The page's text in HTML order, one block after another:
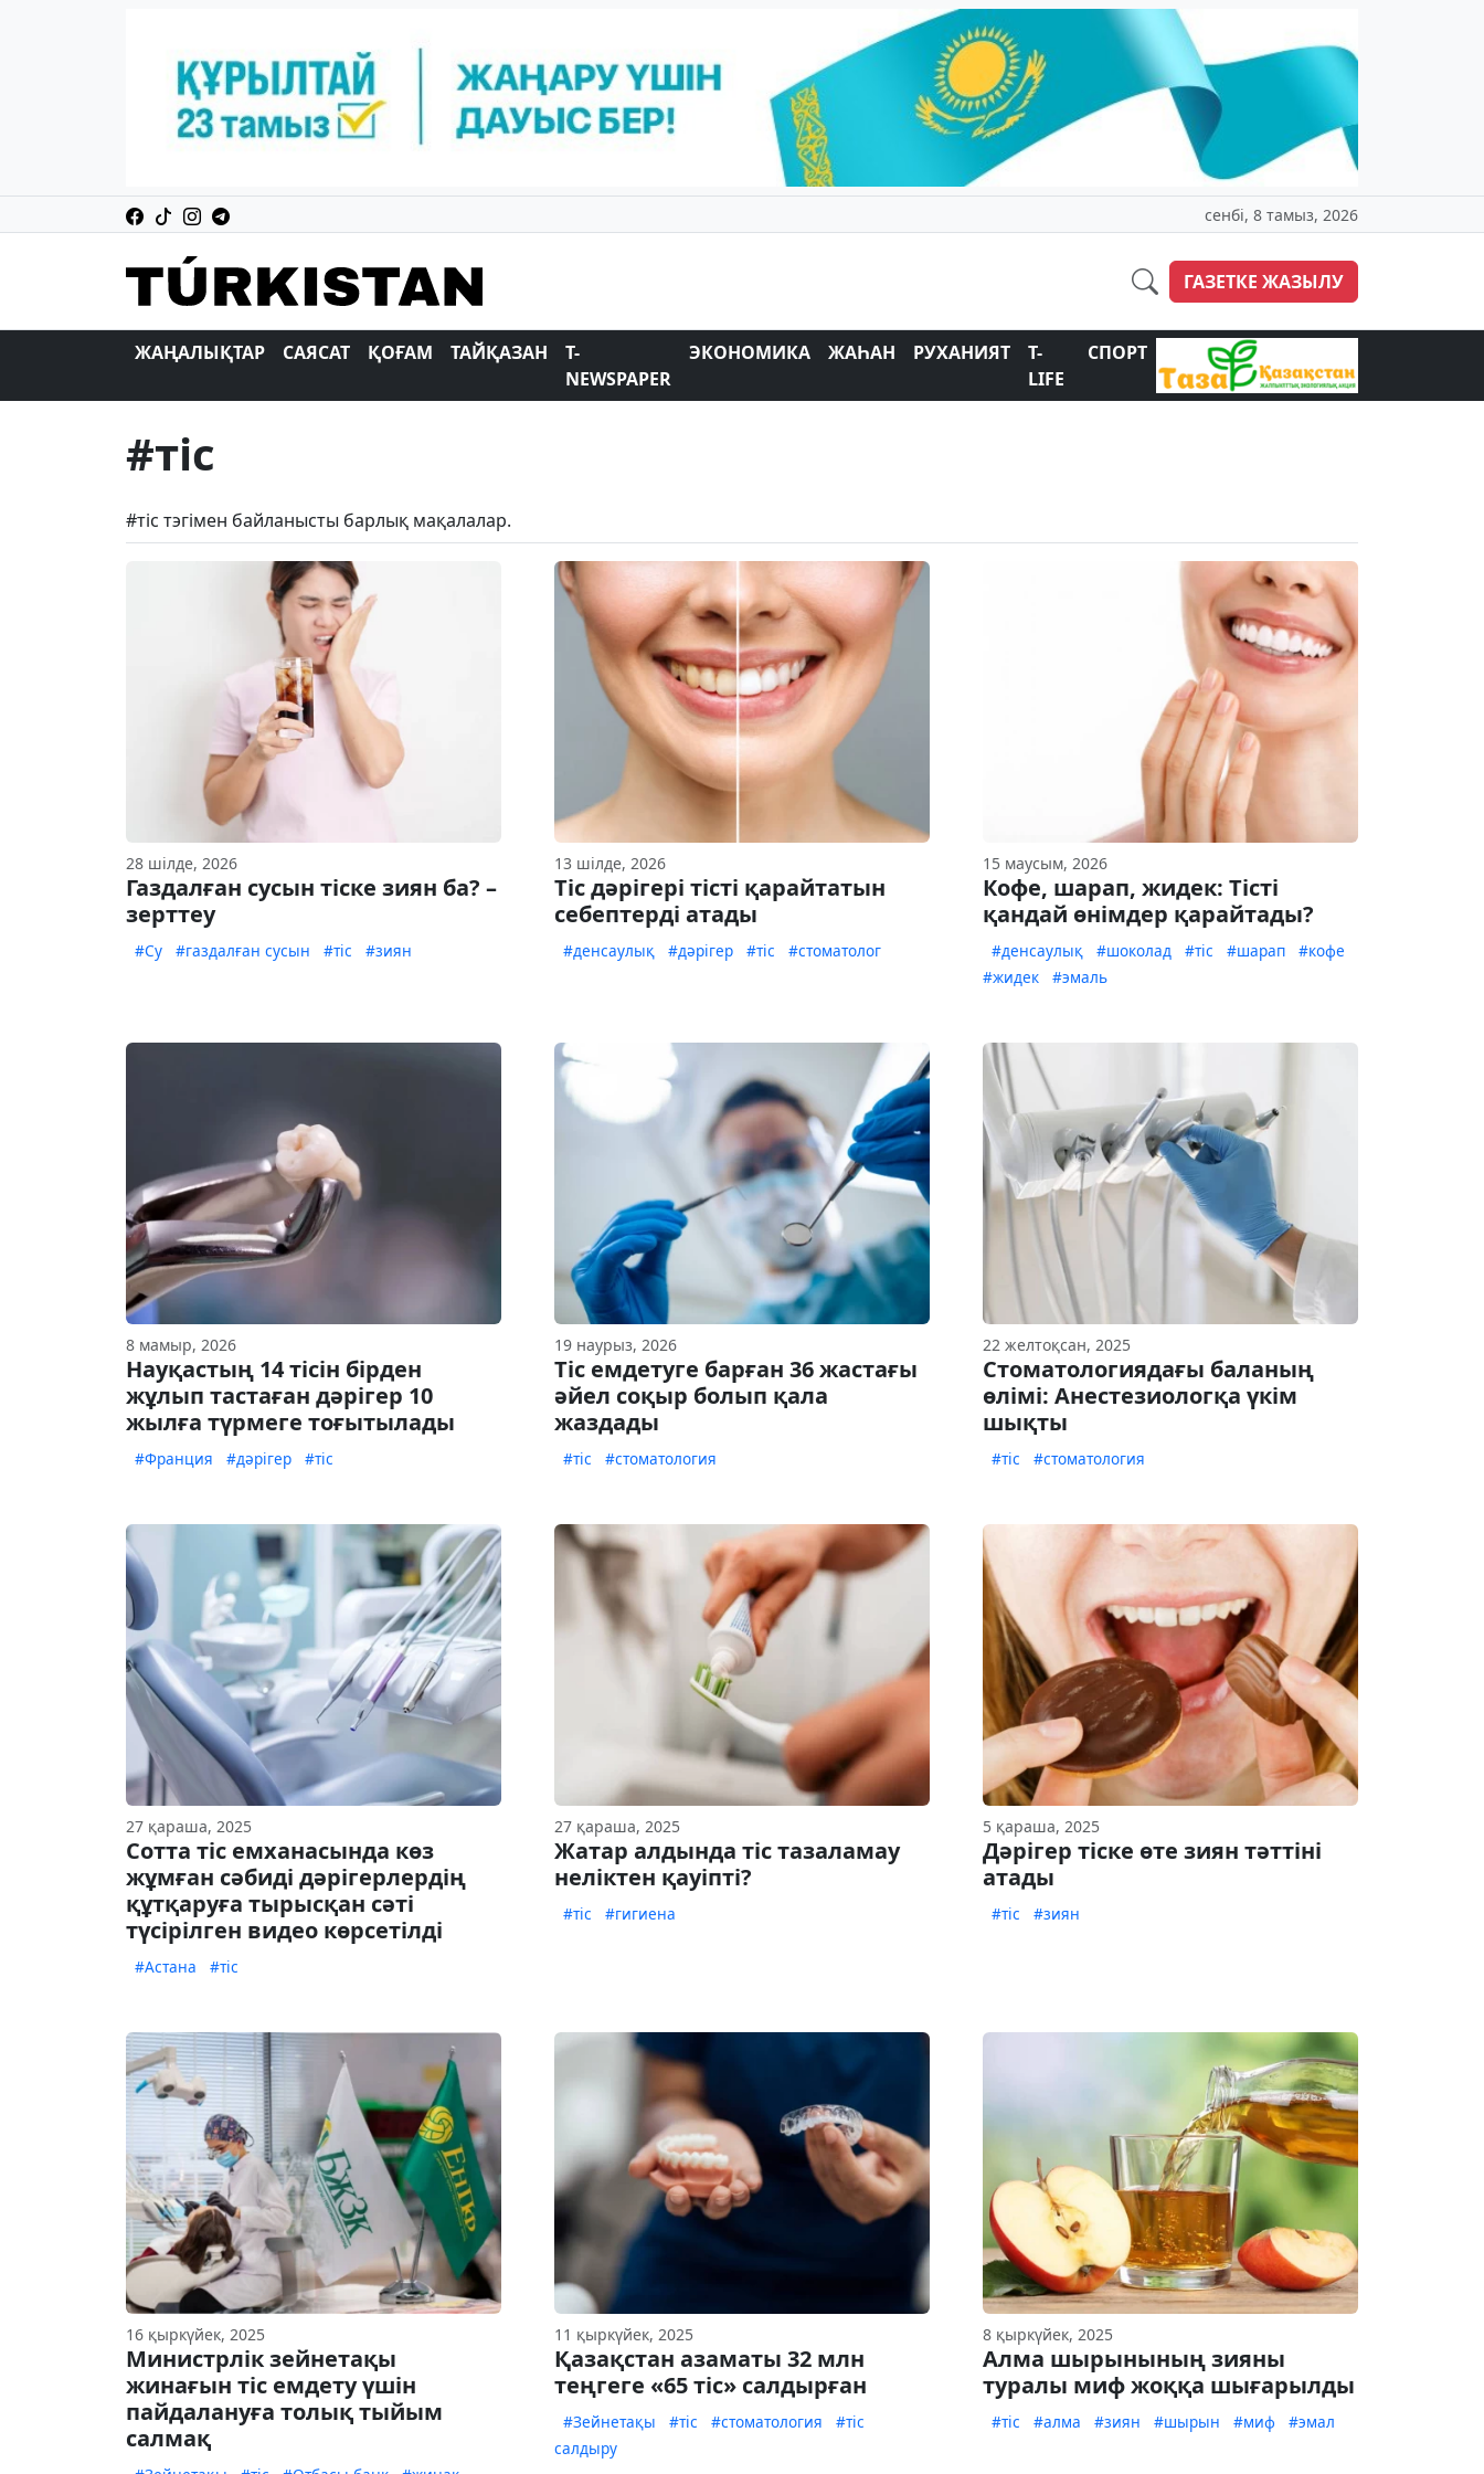
сенбі, 8 тамыз, 2026
ГАЗЕТКЕ ЖАЗЫЛУ
ЖАҢАЛЫҚТАР САЯСАТ ҚОҒАМ ТАЙҚАЗАН
T-
NEWSPAPER
ЭКОНОМИКА ЖАҺАН РУХАНИЯТ
T-
LIFE
СПОРТ
#тіс
#тіс тэгімен байланысты барлық мақалалар.
28 шілде, 2026
Газдалған сусын тіске зиян ба? –
зерттеу
#Су #газдалған сусын #тіс #зиян
13 шілде, 2026
Тіс дәрігері тісті қарайтатын
себептерді атады
#денсаулық #дәрігер #тіс #стоматолог
15 маусым, 2026
Кофе, шарап, жидек: Тісті
қандай өнімдер қарайтады?
#денсаулық #шоколад #тіс #шарап
#кофе
#жидек
#эмаль
8 мамыр, 2026
Науқастың 14 тісін бірден
жұлып тастаған дәрігер 10
жылға түрмеге тоғытылады
#Франция #дәрігер #тіс
19 наурыз, 2026
Тіс емдетуге барған 36 жастағы
әйел соқыр болып қала
жаздады
#тіс #стоматология
22 желтоқсан, 2025
Стоматологиядағы баланың
өлімі: Анестезиологқа үкім
шықты
#тіс #стоматология
27 қараша, 2025
Сотта тіс емханасында көз
жұмған сәбиді дәрігерлердің
құтқаруға тырысқан сәті
түсірілген видео көрсетілді
#Астана #тіс
27 қараша, 2025
Жатар алдында тіс тазаламау
неліктен қауіпті?
#тіс #гигиена
5 қараша, 2025
Дәрігер тіске өте зиян тәттіні
атады
#тіс #зиян
16 қыркүйек, 2025
Министрлік зейнетақы
жинағын тіс емдету үшін
пайдалануға толық тыйым
салмақ
11 қыркүйек, 2025
Қазақстан азаматы 32 млн
теңгеге «65 тіс» салдырған
#Зейнетақы #тіс #стоматология
#тіс
салдыру
8 қыркүйек, 2025
Алма шырынының зияны
туралы миф жоққа шығарылды
#тіс #алма #зиян #шырын #миф #эмал